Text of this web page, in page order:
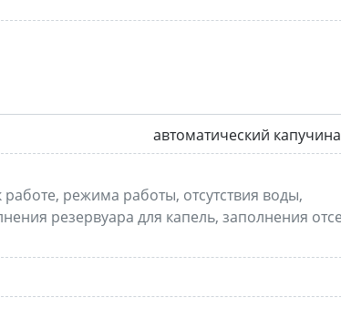
автоматический
режима работы, отсутствия воды,
резервуара для капель, заполнения